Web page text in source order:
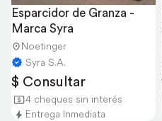
Esparcidor de Granza -
Marca Syra
Noetinger
Syra S.A.
$ Consultar
4 cheques sin interés
Entrega Inmediata